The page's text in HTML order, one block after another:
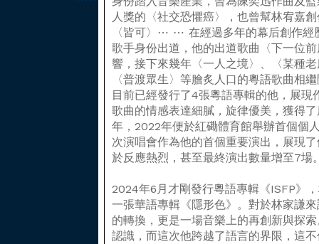
人獎的〈社交恐懼癌〉，也曾幫林宥嘉
〈皆可〉⋯ ⋯ 在經過多年的幕后創作經
歌手身份出道，他的出道歌曲〈下一位
響，接下來幾年〈一人之境〉、〈某種
〈普渡眾生〉等膾炙人口的粵語歌曲相
目前已經發行了4張粵語專輯的他，展
歌曲的情感表達細膩，旋律優美，獲得
年，2022年便於紅磡體育館舉辦首個個
次演唱會作為他的首個重要演出，展現
於反應熱烈，甚至最終演出數量增至7場
2024年6月才剛發行粵語專輯《ISFP》
一張華語專輯《隱形色》。對於林家謙
的轉換，更是一場音樂上的再創新與探
認識，而這次他跨越了語言的界限，這